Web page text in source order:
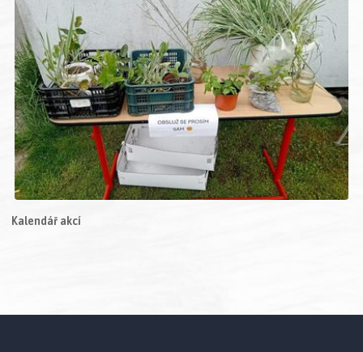
Kalendář akcí